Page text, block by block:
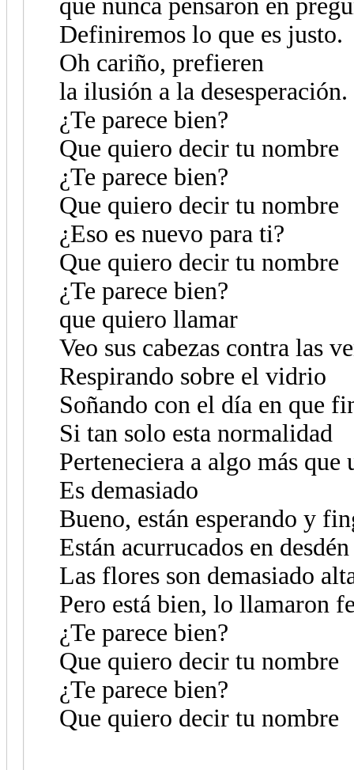
que nunca pensaron en
Definiremos lo que es justo.
Oh cariño, prefieren
la ilusión a la desesperación.
¿Te parece bien?
Que quiero decir tu nombre
¿Te parece bien?
Que quiero decir tu nombre
¿Eso es nuevo para ti?
Que quiero decir tu nombre
¿Te parece bien?
que quiero llamar
Veo sus cabezas contra las
Respirando sobre el vidrio
Soñando con el día en que
Si tan solo esta normalidad
Perteneciera a algo más que
Es demasiado
Bueno, están esperando y
Están acurrucados en desdén
Las flores son demasiado
Pero está bien, lo llamaron
¿Te parece bien?
Que quiero decir tu nombre
¿Te parece bien?
Que quiero decir tu nombre